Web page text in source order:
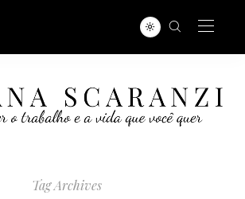
Tag Archives